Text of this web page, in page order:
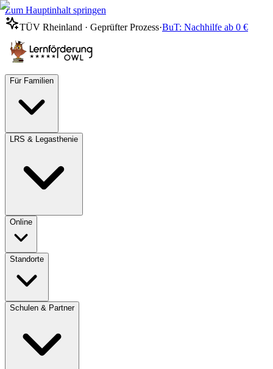
Zum Hauptinhalt springen
TÜV Rheinland · Geprüfter Prozess·BuT: Nachhilfe ab 0 €
Für Familien
LRS & Legasthenie
Online
Standorte
Schulen & Partner